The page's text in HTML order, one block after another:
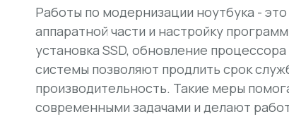
Работы по модернизации ноутбука -
аппаратной части и настройку
установка SSD, обновление
системы позволяют продлить срок
производительность. Такие меры
современными задачами и делают